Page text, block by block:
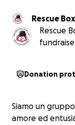
Rescue
Donation
Siamo un
amore ed